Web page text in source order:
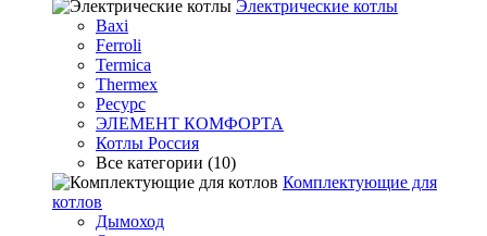
Электрические котлы
Baxi
Ferroli
Termica
Thermex
Ресурс
ЭЛЕМЕНТ КОМФОРТА
Котлы Россия
Все категории (10)
Комплектующие для
котлов
Дымоход